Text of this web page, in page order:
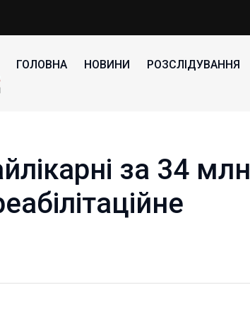
ГОЛОВНА НОВИНИ РОЗСЛІДУВАННЯ
за 34 млн